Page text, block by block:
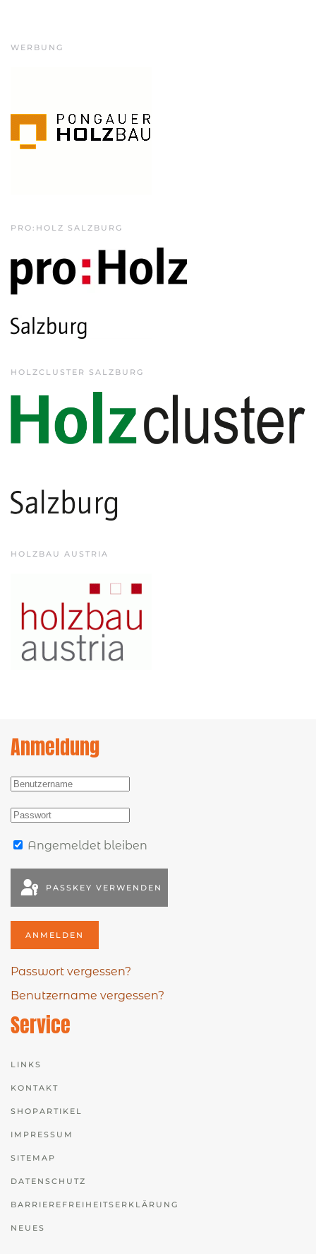
WERBUNG
PRO:HOLZ SALZBURG
HOLZCLUSTER SALZBURG
HOLZBAU AUSTRIA
Anmeldung
Angemeldet bleiben
PASSKEY VERWENDEN
ANMELDEN
Passwort vergessen?
Benutzername vergessen?
Service
LINKS
KONTAKT
SHOPARTIKEL
IMPRESSUM
SITEMAP
DATENSCHUTZ
BARRIEREFREIHEITSERKLÄRUNG
NEUES